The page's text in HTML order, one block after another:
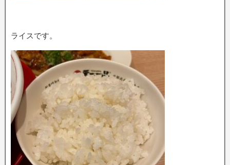
ライスです。